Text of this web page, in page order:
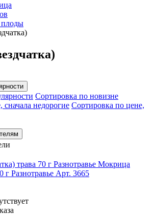
плоды
Сортировка по новизне
недорогие Сортировка по цене,
Мокрица
г Разнотравье Арт. 3665